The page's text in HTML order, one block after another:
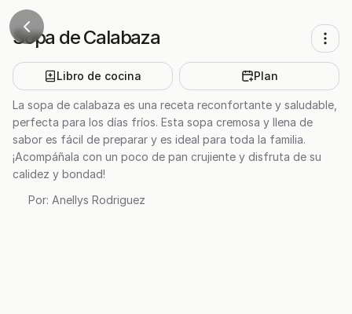
Sopa de Calabaza
Libro de cocina Plan
La sopa de calabaza es una receta reconfortante y saludable,
perfecta para los días fríos. Esta sopa cremosa y llena de
sabor es fácil de preparar y es ideal para toda la familia.
¡Acompáñala con un poco de pan crujiente y disfruta de su
calidez y bondad!
Por: Anellys Rodriguez